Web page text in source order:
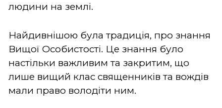
людини на землі.
Найдивнішою була традиція, про знання
Вищої Особистості. Це знання було
настільки важливим та закритим, що
лише вищий клас священників та вождів
мали право володіти ним.